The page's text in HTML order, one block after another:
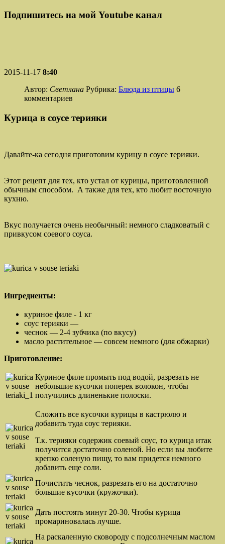
Подпишитесь на мой Youtube канал
2015-11-17 8:40
Автор: Светлана Рубрика: Блюда из птицы 6
комментариев
Курица в соусе терияки
Давайте-ка сегодня приготовим курицу в соусе терияки.
Этот рецепт для тех, кто устал от курицы, приготовленной
обычным способом. А также для тех, кто любит восточную
кухню.
Вкус получается очень необычный: немного сладковатый с
привкусом соевого соуса.
Ингредиенты:
куриное филе - 1 кг
соус терияки —
чеснок — 2-4 зубчика (по вкусу)
масло растительное — совсем немного (для обжарки)
Приготовление:
Куриное филе промыть под водой, разрезать не
небольшие кусочки поперек волокон, чтобы
получились длиненькие полоски.
Сложить все кусочки курицы в кастрюлю и
добавить туда соус терияки.
Т.к. терияки содержик соевый соус, то курица итак
получится достаточно соленой. Но если вы любите
крепко соленую пищу, то вам придется немного
добавить еще соли.
Почистить чеснок, разрезать его на достаточно
большие кусочки (кружочки).
Дать постоять минут 20-30. Чтобы курица
промариновалась лучше.
На раскаленную сковороду с подсолнечным маслом